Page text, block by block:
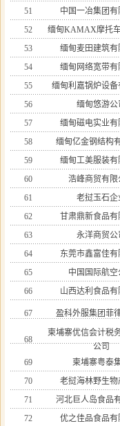
51
中国一冶集团有
52
缅甸KAMAX摩托
53
缅甸麦田建筑有
54
缅甸网络宽带有
55
缅甸利嘉锅炉设备
56
缅甸悠游公
57
缅甸磁电实业有
58
缅甸亿金钢结构
59
缅甸工美服装有
60
浩峰商贸有限
61
老挝玉石企
62
甘肃鼎新食品有
63
永洋商贸公
64
东莞市鑫富佳有
65
中国国际航空
66
山西达利食品有
67 盈科外服集团菲
68
柬埔寨优信会计税
公司
69 柬埔寨粤泰
70
老挝海林野生物
71
河北巨人岛食品
72
优之佳品食品有